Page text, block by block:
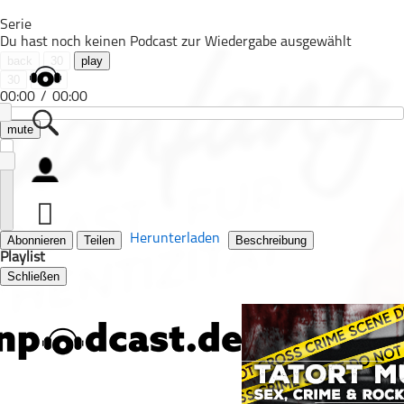
Serie
Du hast noch keinen Podcast zur Wiedergabe ausgewählt
back 30
play
30
next
00:00 / 00:00
mute
Abonnieren Teilen Herunterladen Beschreibung
Playlist
Schließen
Bildung
Familie & Elternschaft